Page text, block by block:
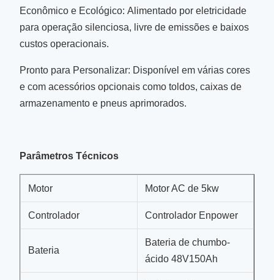
Econômico e Ecológico: Alimentado por eletricidade
para operação silenciosa, livre de emissões e baixos
custos operacionais.
Pronto para Personalizar: Disponível em várias cores
e com acessórios opcionais como toldos, caixas de
armazenamento e pneus aprimorados.
Parâmetros Técnicos
Motor Motor AC de 5kw
Controlador Controlador Enpower
Bateria
Bateria de chumbo-
ácido 48V150Ah